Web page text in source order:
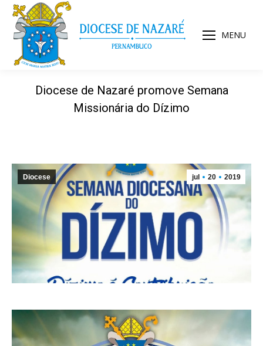
MENU
Diocese de Nazaré promove Semana
Missionária do Dízimo
jul 20 2019
Diocese